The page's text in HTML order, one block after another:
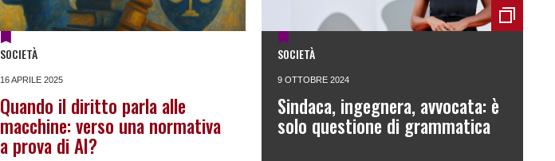
SOCIETÀ
16 APRILE 2025
Quando il diritto parla alle
macchine: verso una normativa
a prova di AI?
SOCIETÀ
9 OTTOBRE 2024
Sindaca, ingegnera, avvocata: è
solo questione di grammatica